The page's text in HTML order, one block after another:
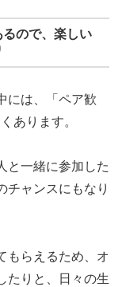
ので、楽しい
には、「ペア歓
あります。
と一緒に参加した
チャンスにもなり
もらえるため、オ
たりと、日々の生